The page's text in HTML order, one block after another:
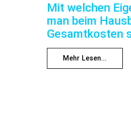
Mit welchen
man beim
Gesamtkosten
Mehr Lesen...